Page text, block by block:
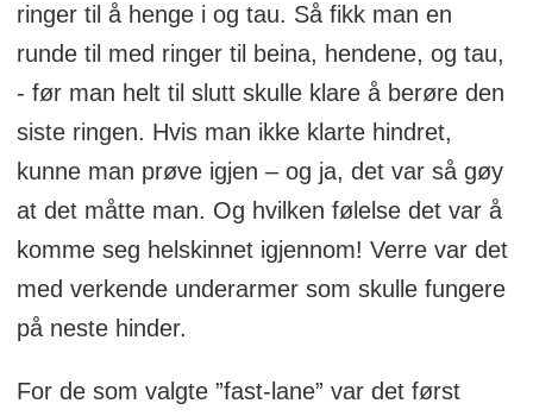
ringer til å henge i og tau. Så fikk man en
runde til med ringer til beina, hendene, og tau,
- før man helt til slutt skulle klare å berøre den
siste ringen. Hvis man ikke klarte hindret,
kunne man prøve igjen – og ja, det var så gøy
at det måtte man. Og hvilken følelse det var å
komme seg helskinnet igjennom! Verre var det
med verkende underarmer som skulle fungere
på neste hinder.
For de som valgte ”fast-lane” var det først